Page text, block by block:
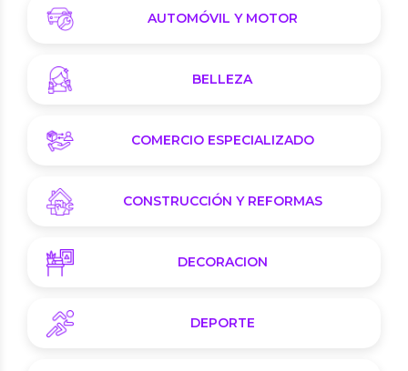
AUTOMÓVIL Y MOTOR
BELLEZA
COMERCIO ESPECIALIZADO
CONSTRUCCIÓN Y REFORMAS
DECORACION
DEPORTE